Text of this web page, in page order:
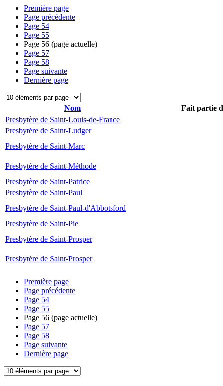
Première page
Page précédente
Page 54
Page 55
Page 56 (page actuelle)
Page 57
Page 58
Page suivante
Dernière page
Nom
Fait partie
Presbytère de Saint-Louis-de-France
Presbytère de Saint-Ludger
Presbytère de Saint-Marc
Presbytère de Saint-Méthode
Presbytère de Saint-Patrice
Presbytère de Saint-Paul
Presbytère de Saint-Paul-d'Abbotsford
Presbytère de Saint-Pie
Presbytère de Saint-Prosper
Presbytère de Saint-Prosper
Première page
Page précédente
Page 54
Page 55
Page 56 (page actuelle)
Page 57
Page 58
Page suivante
Dernière page